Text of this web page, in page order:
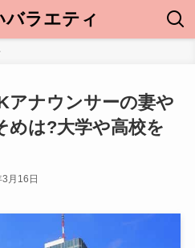
バラエティ
アナウンサーの妻や
めは?大学や高校を
月16日